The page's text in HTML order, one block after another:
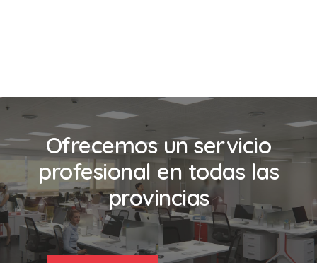
Ofrecemos un servicio
profesional en todas las
provincias